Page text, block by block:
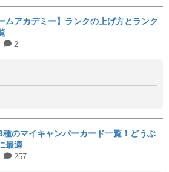
ムアカデミー】ランクの上げ方とランク
2
種のマイキャンパーカード一覧！どうぶ
最適
257